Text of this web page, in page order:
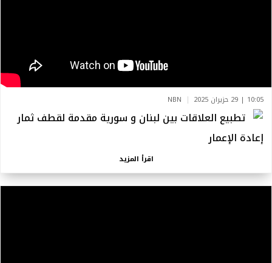
10:05 | 29 حزيران 2025 NBN
تطبيع العلاقات بين لبنان و سورية مقدمة لقطف ثمار
إعادة الإعمار
اقرأ المزيد